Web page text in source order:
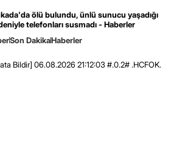
ölü bulundu, ünlü sunucu yaşadığı
telefonları susmadı - Haberler
Son DakikaHaberler
Bildir] 06.08.2026 21:12:03 #.0.2# .HCFOK.